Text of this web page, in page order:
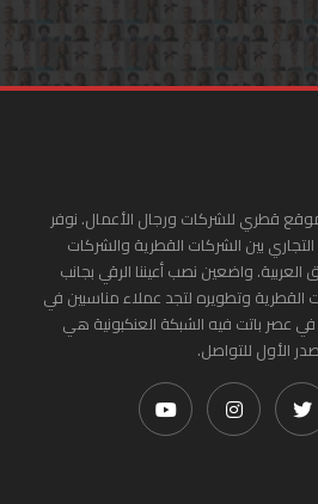
قطري للشركات ورجال الأعمال. نوفر
التجاري بين الشركات القطرية والشركات
العربية. واضعين نصب أعيننا الرقي بجانب
القطرية وتطويره لتجد عملاء مناسبين في
عصر باتت فيه الشبكة العنكبونية هي
الأول للتواصل.